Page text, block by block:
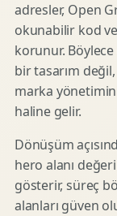
adresler, Open
okunabilir kod
korunur. Böylece
bir tasarım
marka
haline gelir.
Dönüşüm
hero alanı
gösterir, süreç
alanları güven